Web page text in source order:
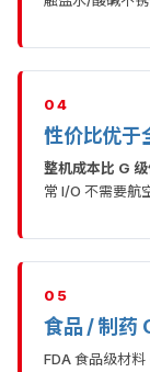
04
性价比优于
整机成本比 G
常 I/O 不需要航
05
食品 / 制药
FDA 食品级材